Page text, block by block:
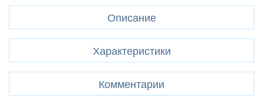
Описание
Характеристики
Комментарии